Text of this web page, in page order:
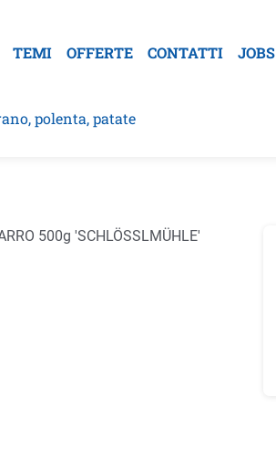
TEMI OFFERTE CONTATTI JOBS
polenta, patate
immagini